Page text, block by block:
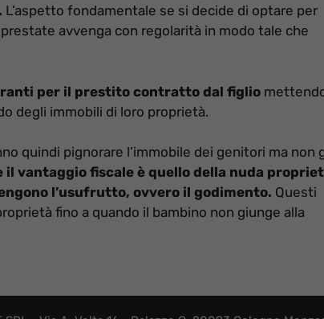
L’aspetto fondamentale se si decide di optare per
avvenga con regolarità in modo tale che
per il prestito contratto dal figlio
degli immobili di loro proprietà.
quindi pignorare l’immobile dei genitori ma non
il vantaggio fiscale è quello della nuda
l’usufrutto, ovvero il godimento. Questi
fino a quando il bambino non giunge alla